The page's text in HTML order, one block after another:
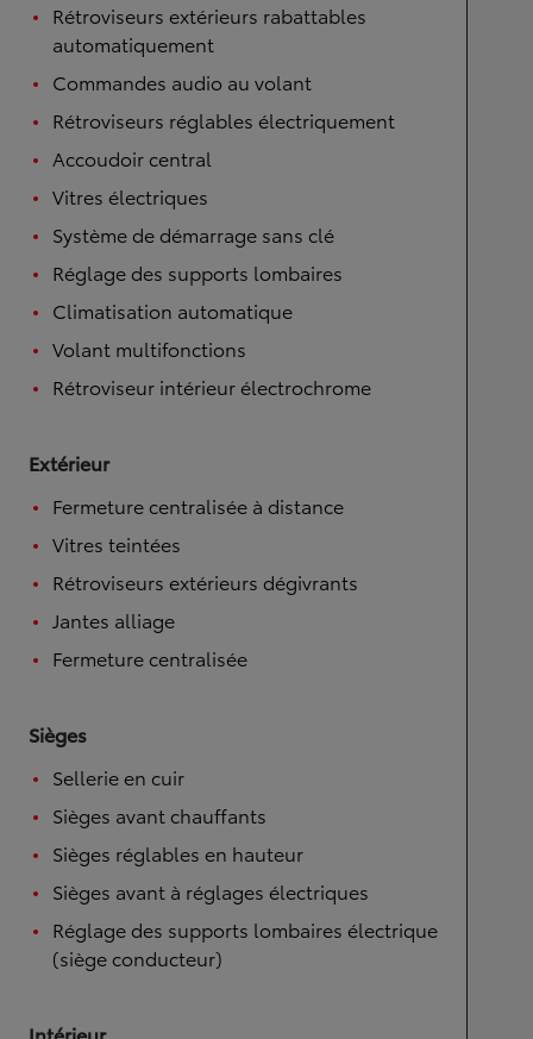
Rétroviseurs extérieurs rabattables
automatiquement
Commandes audio au volant
Rétroviseurs réglables électriquement
Accoudoir central
Vitres électriques
Système de démarrage sans clé
Réglage des supports lombaires
Climatisation automatique
Volant multifonctions
Rétroviseur intérieur électrochrome
Extérieur
Fermeture centralisée à distance
Vitres teintées
Rétroviseurs extérieurs dégivrants
Jantes alliage
Fermeture centralisée
Sièges
Sellerie en cuir
Sièges avant chauffants
Sièges réglables en hauteur
Sièges avant à réglages électriques
Réglage des supports lombaires électrique
(siège conducteur)